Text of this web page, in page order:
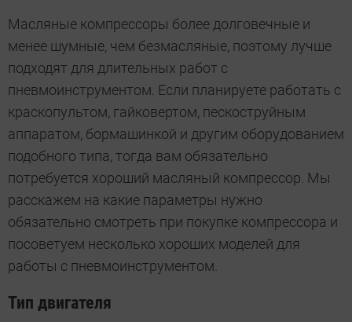
Масляные компрессоры более долговечные и
менее шумные, чем безмасляные, поэтому лучше
подходят для длительных работ с
пневмоинструментом. Если планируете работать с
краскопультом, гайковертом, пескоструйным
аппаратом, бормашинкой и другим оборудованием
подобного типа, тогда вам обязательно
потребуется хороший масляный компрессор. Мы
расскажем на какие параметры нужно
обязательно смотреть при покупке компрессора и
посоветуем несколько хороших моделей для
работы с пневмоинструментом.
Тип двигателя